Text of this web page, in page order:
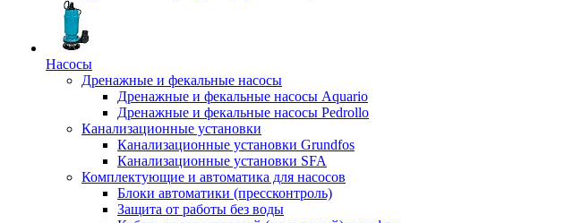
Насосы
Дренажные и фекальные насосы
Дренажные и фекальные насосы Aquario
Дренажные и фекальные насосы Pedrollo
Канализационные установки
Канализационные установки Grundfos
Канализационные установки SFA
Комплектующие и автоматика для насосов
Блоки автоматики (прессконтроль)
Защита от работы без воды